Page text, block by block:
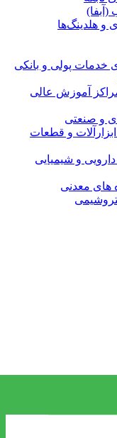
هلدینگ‌ها
خدمات پولی و بانکی
آموزش عالی
و صنعتی
و قطعات
و شیمیایی
های معدنی